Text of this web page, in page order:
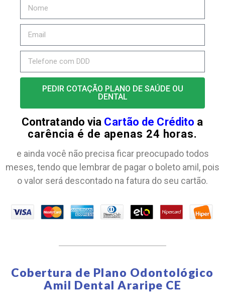
PEDIR COTAÇÃO PLANO DE SAÚDE OU
DENTAL
Contratando via Cartão de Crédito a
carência é de apenas 24 horas.
e ainda você não precisa ficar preocupado todos
meses, tendo que lembrar de pagar o boleto amil, pois
o valor será descontado na fatura do seu cartão.
Cobertura de Plano Odontológico
Amil Dental Araripe CE